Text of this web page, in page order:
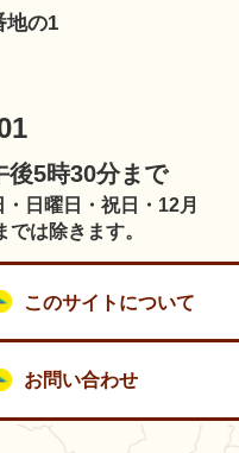
地の1
後5時30分まで
日曜日・祝日・12月
は除きます。
このサイトについて
お問い合わせ